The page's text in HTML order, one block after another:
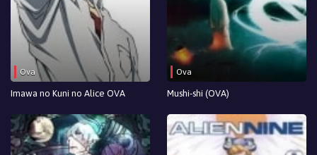
Ova
Imawa no Kuni no Alice OVA
Ova
Mushi-shi (OVA)